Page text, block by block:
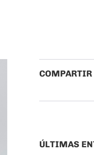
COMPARTIR
ÚLTIMAS